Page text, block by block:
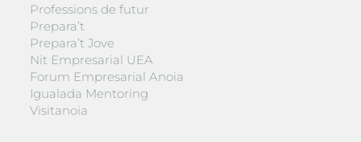
Professions de futur
Prepara’t
Prepara’t Jove
Nit Empresarial UEA
Forum Empresarial Anoia
Igualada Mentoring
Visitanoia